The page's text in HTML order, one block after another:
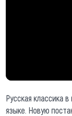
Русская классика
языке. Новую